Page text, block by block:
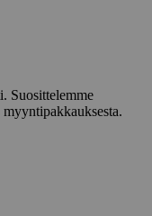
Suosittelemme